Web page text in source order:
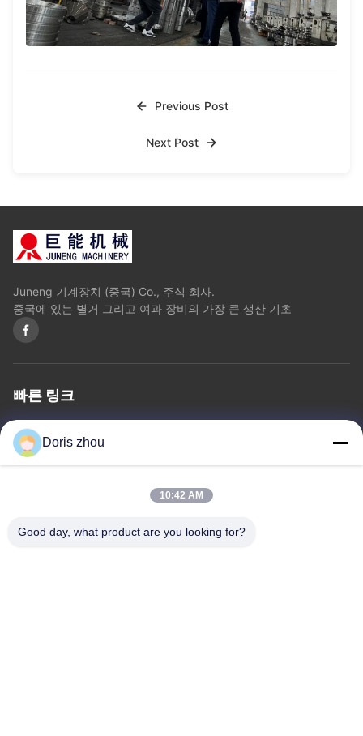
Previous Post
Next Post
Juneng 기계장치 (중국) Co., 주식 회사.
중국에 있는 별거 그리고 여과 장비의 가장 큰 생산 기초
빠른 링크
홈회사 소개
Province.China
Doris zhou
10:42 AM
Good day, what product are you looking for?